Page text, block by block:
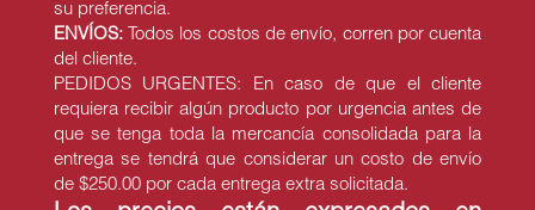
su preferencia.
ENVÍOS:Todos los costos de envío, corren por cuenta
del cliente.
PEDIDOS URGENTES: En caso de que el cliente
requiera recibir algún producto por urgencia antes de
que se tenga toda la mercancía consolidada para la
entrega se tendrá que considerar un costo de envío
de $250.00 por cada entrega extra solicitada.